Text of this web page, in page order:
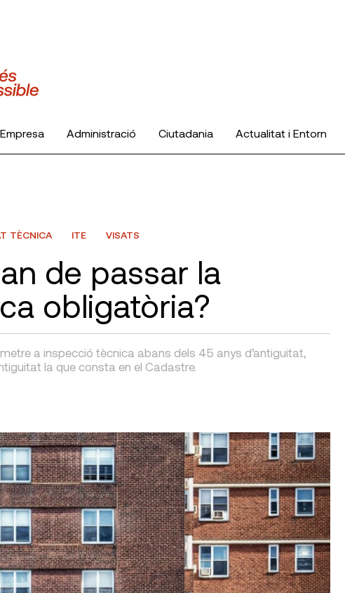
Empresa Administració Ciutadania Actualitat i Entorn
TÈCNICA ITE VISATS
de passar la
obligatòria?
a inspecció tècnica abans dels 45 anys d’antiguitat,
la que consta en el Cadastre.